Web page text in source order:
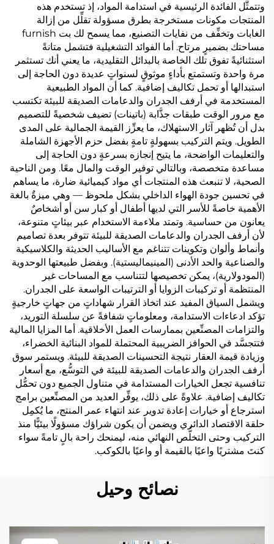
وتتمثَّل الفائدة الرئيسية في استدامة المواد، إذ تستخدم هذه
المنتجات مكونات مستخرجة بطرق مسؤولة تقلِّل من إزالة
الغابات وتخفِّف من نفايات التصنيع، مما يسمح لك بت furnish
مساحتك بضميرٍ مرتاح. أما الفوائد التشغيلية فتشمل متانةً
استثنائيةً تفوق تلك الخاصة بالبدائل التقليدية، ما يعني أنك تستثمر
مرة واحدة وتستمتع بأداءٍ موثوقٍ لسنواتٍ عديدة دون الحاجة إلى
استبدالها أو تحمل تكاليف إضافية. كما أن المواد الطبيعية
المستخدمة في أرفف الجدران والدعامات الصديقة للبيئة تكتسب
مع مرور الوقت طبقات جذَّابة (باتينات) تضيف شخصيةً للتصميم
بدل أن تُظهر آثار الاستهلاك، ما يعزِّز القيمة الجمالية على المدى
الطويل. ويتم التركيب بسهولةٍ تامةٍ بفضل حزم الأجهزة الشاملة
والتعليمات الواضحة، ما يتيح إنجازه بسرعةٍ دون الحاجة إلى
مساعدة متخصصة، وبالتالي توفير الوقت والمال معًا. ومن الناحية
الصحية، لا تنبعث هذه المنتجات أي مواد كيميائية ضارة، ما يساهم
في تحسين جودة الهواء الداخلي بشكل ملحوظ — وهي ميزةٌ بالغة
الأهمية خاصةً للأسر التي لديها أطفال أو كبار سن أو أشخاصٌ
يعانون من حساسية. وتمتد ملاءمة الاستخدام عبر بيئاتٍ متنوعة،
لأن أرفف الجدران والدعامات الصديقة للبيئة تتوفر بعدة تصاميم
وأنماط وألوان وتكوينات تتناغم مع الأساليب الحديثة والكلاسيكية
والصناعية والحد الأدنى (المينيماليستية). وبفضل طبيعتها الوحدوية
(المودولارية)، يمكن تخصيصها لتتناسب مع المساحات غير
المنتظمة أو تركيبات الزوايا أو الترتيبات الواسعة على الجدران.
ويشمل السياق المفيد عند اتخاذ القرار شهاداتٍ من جهاتٍ خارجيةٍ
تؤكد ادعاءات الاستدامة، ومعلوماتٍ شفافةً عن سلسلة التوريد،
والتزامات المصنِّعين بممارسات العمل الأخلاقية. أما المزايا المالية
فتتجسَّد في الحوافز الضريبية المحتملة للمواد البنائية الخضراء،
وزيادة قيمة العقار نتيجة التحسينات الصديقة للبيئة. ويستمر سوق
أرفف الجدران والدعامات الصديقة للبيئة في التوسُّع، مع أسعار
تنافسية تجعل الخيارات المستدامة في متناول الجميع دون تحمُّل
تكاليف إضافية. علاوةً على ذلك، يوفِّر العديد من المصنِّعين برامج
استرجاع أو خيارات إعادة تدوير عند انتهاء عمر المنتج، ما يُكمِل
حلقة الاقتصاد الدائري ويضمن أن يكون شراؤك مسؤولًا بيئيًّا منذ
التركيب وحتى التخلُّص النهائي منه، ليمنحك راحة بالٍ تامةً سواء
كنتَ مشتريًا واعيًا بالقيمة أو واعيًا بالكوكب.
نصائح وحيل